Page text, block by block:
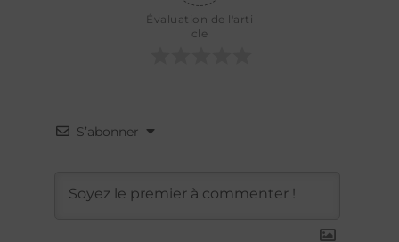
Évaluation de l'arti
cle
S’abonner